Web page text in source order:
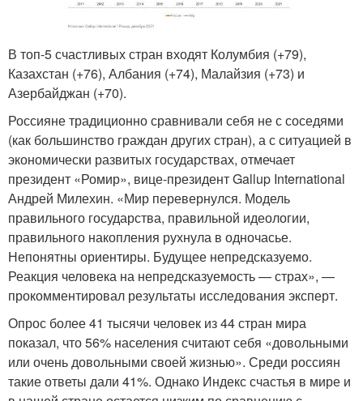
В топ-5 счастливых стран входят Колумбия (+79),
Казахстан (+76), Албания (+74), Малайзия (+73) и
Азербайджан (+70).
Россияне традиционно сравнивали себя не с соседями
(как большинство граждан других стран), а с ситуацией в
экономически развитых государствах, отмечает
президент «Ромир», вице-президент Gallup International
Андрей Милехин. «Мир перевернулся. Модель
правильного государства, правильной идеологии,
правильного накопления рухнула в одночасье.
Непонятны ориентиры. Будущее непредсказуемо.
Реакция человека на непредсказуемость — страх», —
прокомментировал результаты исследования эксперт.
Опрос более 41 тысячи человек из 44 стран мира
показал, что 56% населения считают себя «довольными
или очень довольными своей жизнью». Среди россиян
такие ответы дали 41%. Однако Индекс счастья в мире и